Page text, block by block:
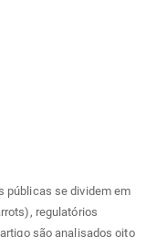
públicas se dividem em
regulatórios
são analisados oito